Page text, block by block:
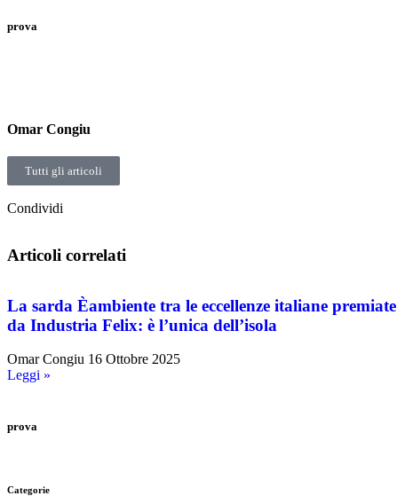
prova
Omar Congiu
Tutti gli articoli
Condividi
Articoli correlati
La sarda Èambiente tra le eccellenze italiane premiate
da Industria Felix: è l’unica dell’isola
Omar Congiu 16 Ottobre 2025
Leggi »
prova
Categorie